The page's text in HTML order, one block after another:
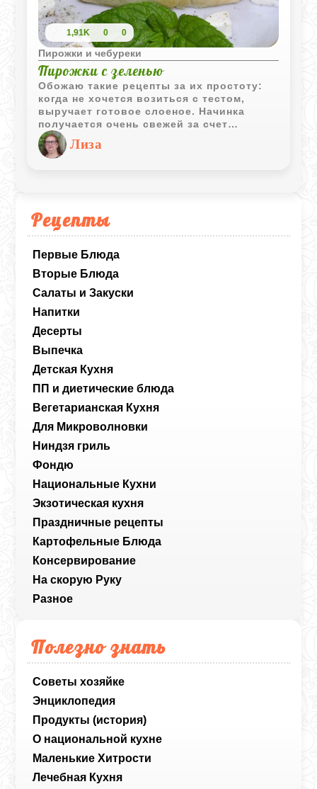
Рецепты
Первые Блюда
Вторые Блюда
Салаты и Закуски
Напитки
Десерты
Выпечка
Детская Кухня
ПП и диетические блюда
Вегетарианская Кухня
Для Микроволновки
Ниндзя гриль
Фондю
Национальные Кухни
Экзотическая кухня
Праздничные рецепты
Картофельные Блюда
Консервирование
На скорую Руку
Разное
Полезно знать
Советы хозяйке
Энциклопедия
Продукты (история)
О национальной кухне
Маленькие Хитрости
Лечебная Кухня
1,91K 0 0
Пирожки и чебуреки
Пирожки с зеленью
Обожаю такие рецепты за их простоту:
когда не хочется возиться с тестом,
выручает готовое слоеное. Начинка
получается очень свежей за счет
большого количества зелени и
необычной нотки мяты. Брынза дает
нужную соленость, поэтому с солью
следующий день (если останутся) они
очень вкусные.
Лиза